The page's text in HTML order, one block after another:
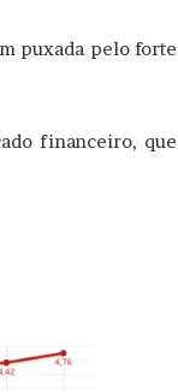
puxada pelo forte
financeiro, que